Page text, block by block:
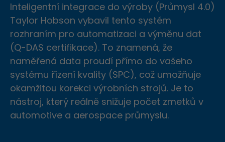
Inteligentní integrace do výroby (Průmysl 4.0)
Taylor Hobson vybavil tento systém
rozhraním pro automatizaci a výměnu dat
(Q-DAS certifikace). To znamená, že
naměřená data proudí přímo do vašeho
systému řízení kvality (SPC), což umožňuje
okamžitou korekci výrobních strojů. Je to
nástroj, který reálně snižuje počet zmetků v
automotive a aerospace průmyslu.
Děkujeme